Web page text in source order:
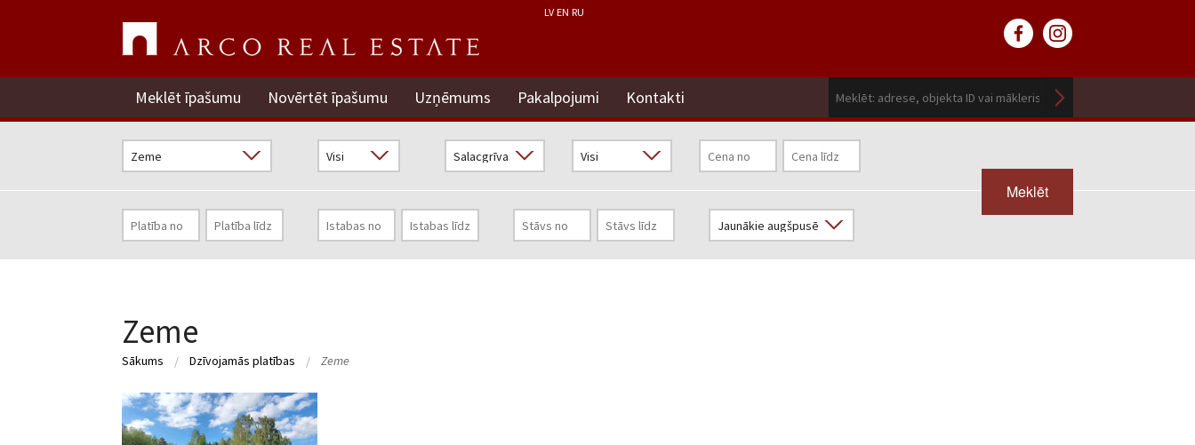
LV EN RU
Meklēt īpašumu Novērtēt īpašumu Uzņēmums Pakalpojumi Kontakti
Meklēt
Zeme
Sākums Dzīvojamās platības Zeme